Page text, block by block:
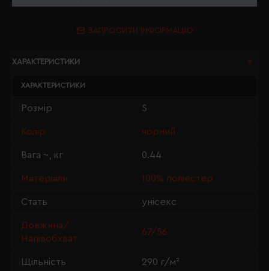
ЗАПРОСИТИ ІНФОРМАЦІЮ
ХАРАКТЕРИСТИКИ
ХАРАКТЕРИСТИКИ
Розмір S
Колір чорний
Вага ~, кг 0.44
Матеріали 100% поліестер
Стать унісекс
Довжина/
Напівобхват
67/56
Щільність 290 г/м²